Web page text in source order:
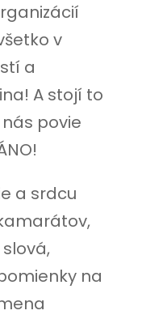
v
a
A stojí to
povie
a srdcu
na